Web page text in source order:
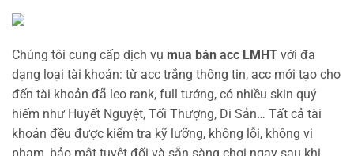
Chúng tôi cung cấp dịch vụ mua bán acc LMHT với đa
dạng loại tài khoản: từ acc trắng thông tin, acc mới tạo cho
đến tài khoản đã leo rank, full tướng, có nhiều skin quý
hiếm như Huyết Nguyệt, Tối Thượng, Di Sản… Tất cả tài
khoản đều được kiểm tra kỹ lưỡng, không lỗi, không vi